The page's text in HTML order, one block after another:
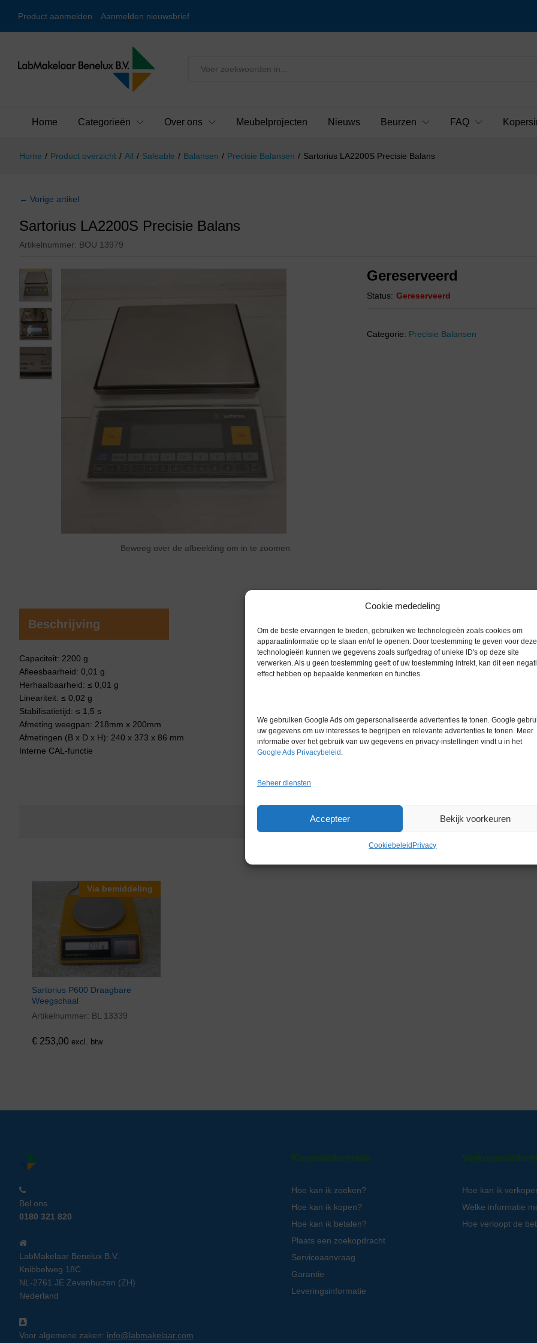
Cookie mededeling
Om de beste ervaringen te bieden, gebruiken we technologieën zoals cookies om
apparaatinformatie op te slaan en/of te openen. Door toestemming te geven voor deze
technologieën kunnen we gegevens zoals surfgedrag of unieke ID's op deze site
verwerken. Als u geen toestemming geeft of uw toestemming intrekt, kan dit een
effect hebben op bepaalde kenmerken en functies.
We gebruiken Google Ads om gepersonaliseerde advertenties te tonen. Google
uw gegevens om uw interesses te begrijpen en relevante advertenties te tonen. Meer
informatie over het gebruik van uw gegevens en privacy-instellingen vindt u in het
Google Ads Privacybeleid
Beheer diensten
Accepteer Bekijk voorkeuren
Cookiebeleid Privacy
Product aanmelden Aanmelden nieuwsbrief
Alles
Home Categorieën Over ons Meubelprojecten Nieuws Beurzen FAQ
Home / Product overzicht / All / Saleable / Balansen / Precisie Balansen / Sartorius LA2200S Precisie Balans
← Vorige artikel
Sartorius LA2200S Precisie Balans
Artikelnummer: BOU 13979
Beweeg over de afbeelding om in te zoomen
Gereserveerd
Status: Gereserveerd
Categorie: Precisie Balansen
Beschrijving
Capaciteit: 2200 g
Afleesbaarheid: 0,01 g
Herhaalbaarheid: ≤ 0,01 g
Lineariteit: ≤ 0,02 g
Stabilisatietijd: ≤ 1,5 s
Afmeting weegpan: 218mm x 200mm
Afmetingen (B x D x H): 240 x 373 x 86 mm
Interne CAL-functie
Extra informatie
Gewicht 0,0 kg
Gebruikt
Gerelateerde producten
Via bemiddeling
Sartorius P600 Draagbare
Weegschaal
Artikelnummer: BL 13339
€ 253,00 excl. btw
Bel ons
0180 321 820
LabMakelaar Benelux B.V.
Knibbelweg 18C
NL-2761 JE Zevenhuizen (ZH)
Nederland
Voor algemene zaken: info@labmakelaar.com
Kopersinformatie
Hoe kan ik zoeken?
Hoe kan ik kopen?
Hoe kan ik betalen?
Plaats een zoekopdracht
Serviceaanvraag
Garantie
Leveringsinformatie
Hoe kan ik
Welke informatie
Hoe verloopt de